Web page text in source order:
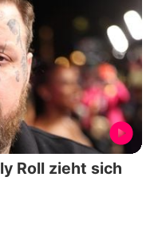
Roll zieht sich